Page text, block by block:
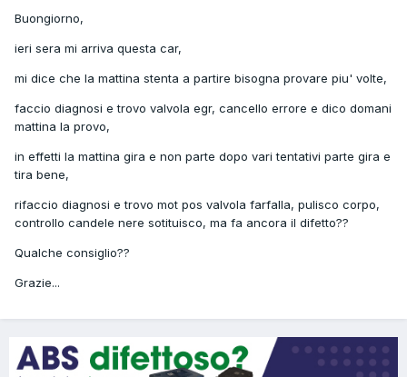
Buongiorno,
ieri sera mi arriva questa car,
mi dice che la mattina stenta a partire bisogna provare piu' volte,
faccio diagnosi e trovo valvola egr, cancello errore e dico domani
mattina la provo,
in effetti la mattina gira e non parte dopo vari tentativi parte gira e
tira bene,
rifaccio diagnosi e trovo mot pos valvola farfalla, pulisco corpo,
controllo candele nere sotituisco, ma fa ancora il difetto??
Qualche consiglio??
Grazie...